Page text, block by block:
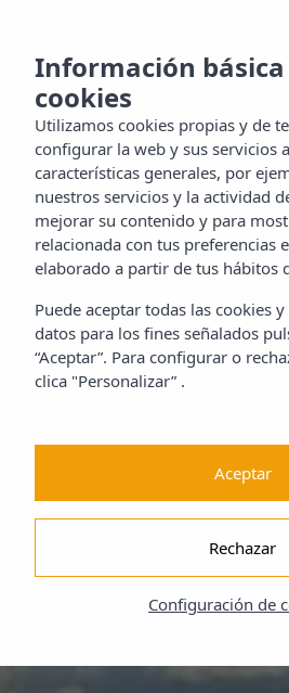
la
ES
Información
cookies
Utilizamos cookies propias y de
configurar la web y sus servicios
características generales, por
nuestros servicios y la actividad
mejorar su contenido y para
relacionada con tus preferencias
elaborado a partir de tus hábitos
Puede aceptar todas las cookies
datos para los fines señalados
“Aceptar”. Para configurar o
clica "Personalizar” .
Configuración de
Rechazar
Aceptar